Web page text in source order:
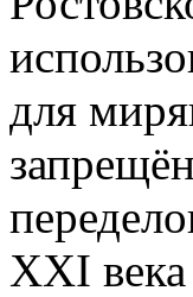
для
XXI века